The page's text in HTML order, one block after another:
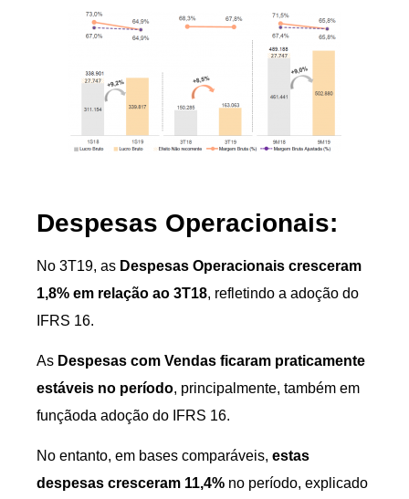
Despesas Operacionais:
No 3T19, as Despesas Operacionais cresceram
1,8% em relação ao 3T18, refletindo a adoção do
IFRS 16.
As Despesas com Vendas ficaram praticamente
estáveis no período, principalmente, também em
funçãoda adoção do IFRS 16.
No entanto, em bases comparáveis, estas
despesas cresceram 11,4% no período, explicado